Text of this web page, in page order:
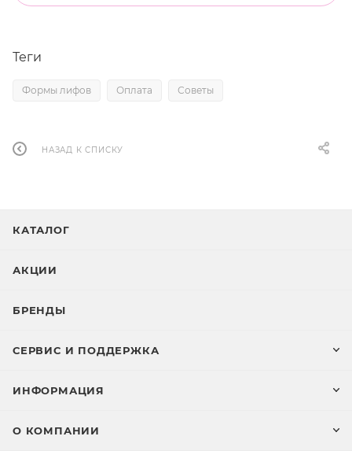
Теги
Формы лифов Оплата Советы
НАЗАД К СПИСКУ
КАТАЛОГ
АКЦИИ
БРЕНДЫ
СЕРВИС И ПОДДЕРЖКА
ИНФОРМАЦИЯ
О КОМПАНИИ